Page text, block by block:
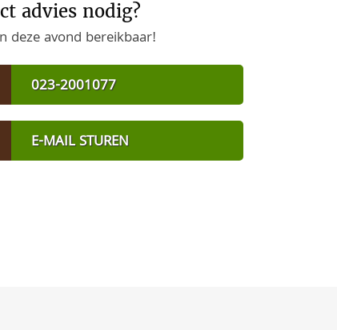
advies nodig?
deze avond bereikbaar!
023-2001077
E-MAIL STUREN